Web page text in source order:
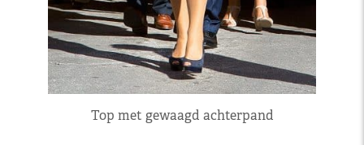
Top met gewaagd achterpand